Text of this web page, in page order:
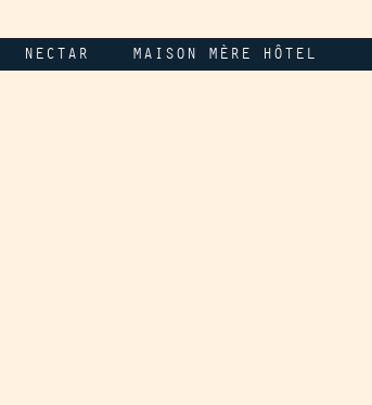
NECTAR MAISON MÈRE HÔTEL